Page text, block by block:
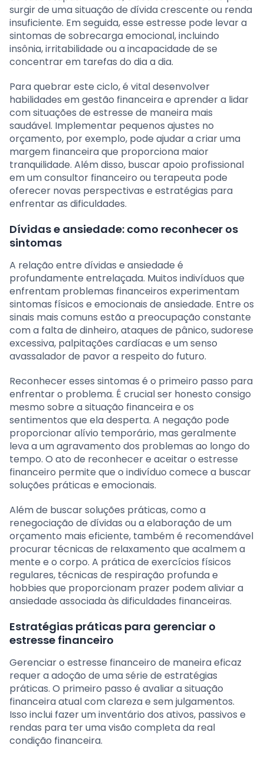
surgir de uma situação de dívida crescente ou renda
insuficiente. Em seguida, esse estresse pode levar a
sintomas de sobrecarga emocional, incluindo
insônia, irritabilidade ou a incapacidade de se
concentrar em tarefas do dia a dia.
Para quebrar este ciclo, é vital desenvolver
habilidades em gestão financeira e aprender a lidar
com situações de estresse de maneira mais
saudável. Implementar pequenos ajustes no
orçamento, por exemplo, pode ajudar a criar uma
margem financeira que proporciona maior
tranquilidade. Além disso, buscar apoio profissional
em um consultor financeiro ou terapeuta pode
oferecer novas perspectivas e estratégias para
enfrentar as dificuldades.
Dívidas e ansiedade: como reconhecer os
sintomas
A relação entre dívidas e ansiedade é
profundamente entrelaçada. Muitos indivíduos que
enfrentam problemas financeiros experimentam
sintomas físicos e emocionais de ansiedade. Entre os
sinais mais comuns estão a preocupação constante
com a falta de dinheiro, ataques de pânico, sudorese
excessiva, palpitações cardíacas e um senso
avassalador de pavor a respeito do futuro.
Reconhecer esses sintomas é o primeiro passo para
enfrentar o problema. É crucial ser honesto consigo
mesmo sobre a situação financeira e os
sentimentos que ela desperta. A negação pode
proporcionar alívio temporário, mas geralmente
leva a um agravamento dos problemas ao longo do
tempo. O ato de reconhecer e aceitar o estresse
financeiro permite que o indivíduo comece a buscar
soluções práticas e emocionais.
Além de buscar soluções práticas, como a
renegociação de dívidas ou a elaboração de um
orçamento mais eficiente, também é recomendável
procurar técnicas de relaxamento que acalmem a
mente e o corpo. A prática de exercícios físicos
regulares, técnicas de respiração profunda e
hobbies que proporcionam prazer podem aliviar a
ansiedade associada às dificuldades financeiras.
Estratégias práticas para gerenciar o
estresse financeiro
Gerenciar o estresse financeiro de maneira eficaz
requer a adoção de uma série de estratégias
práticas. O primeiro passo é avaliar a situação
financeira atual com clareza e sem julgamentos.
Isso inclui fazer um inventário dos ativos, passivos e
rendas para ter uma visão completa da real
condição financeira.